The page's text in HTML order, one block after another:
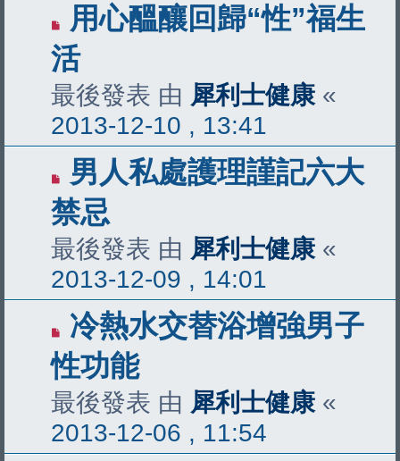
用心醞釀回歸“性”福生
活
最後發表 由 犀利士健康 «
2013-12-10 , 13:41
男人私處護理謹記六大
禁忌
最後發表 由 犀利士健康 «
2013-12-09 , 14:01
冷熱水交替浴增強男子
性功能
最後發表 由 犀利士健康 «
2013-12-06 , 11:54